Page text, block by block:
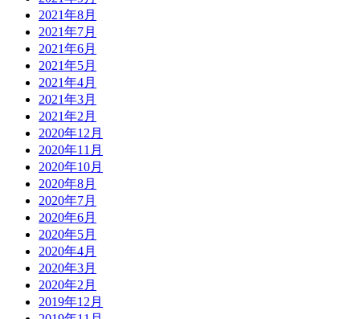
2021年8月
2021年7月
2021年6月
2021年5月
2021年4月
2021年3月
2021年2月
2020年12月
2020年11月
2020年10月
2020年8月
2020年7月
2020年6月
2020年5月
2020年4月
2020年3月
2020年2月
2019年12月